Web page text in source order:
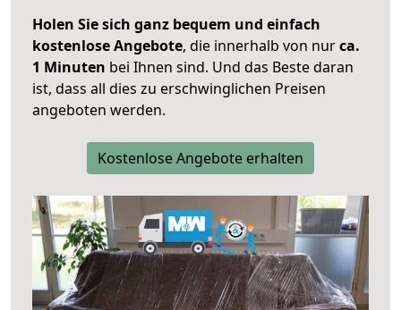
Holen Sie sich ganz bequem und einfach
kostenlose Angebote, die innerhalb von nurca.
1 Minuten bei Ihnen sind. Und das Beste daran
ist, dass all dies zu erschwinglichen Preisen
angeboten werden.
Kostenlose Angebote erhalten